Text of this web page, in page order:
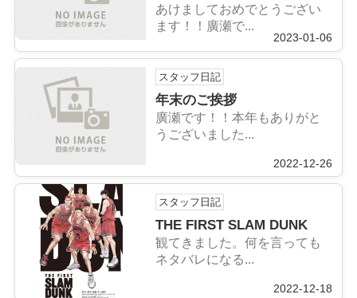
あけましておめでとうござい
ます！！廣瀬で...
2023-01-06
スタッフ日記
年末のご挨拶
廣瀬です！！本年もありがと
うございました...
2022-12-26
スタッフ日記
THE FIRST SLAM DUNK
観てきました。何を言っても
ネタバレになる...
2022-12-18